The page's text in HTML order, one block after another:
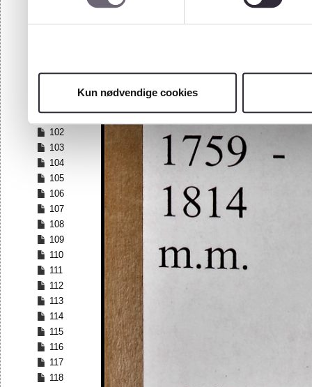
Kun nødvendige cookies
95
98
101
102
103
104
105
106
107
108
109
110
111
112
113
114
115
116
117
118